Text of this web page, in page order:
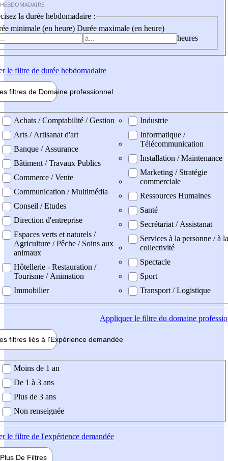
la durée hebdomadaire :
minimale (en heure) Durée maximale (en heure)
heures
le filtre de durée hebdomadaire
filtres de Domaine professionnel
professionel
Achats / Comptabilité / Gestion
Arts / Artisanat d'art
Banque / Assurance
Bâtiment / Travaux Publics
Commerce / Vente
Communication / Multimédia
Conseil / Etudes
Direction d'entreprise
Espaces verts et naturels /
Agriculture / Pêche / Soins aux
animaux
Hôtellerie - Restauration /
Tourisme / Animation
Immobilier
Industrie
Informatique /
Télécommunication
Installation / Maintenance
Marketing / Stratégie
commerciale
Ressources Humaines
Santé
Secrétariat / Assistanat
Services à la personne / à la
collectivité
Spectacle
Sport
Transport / Logistique
Appliquerle filtre du domaine
filtres liés à l'Expérience demandée
demandée
Moins de 1 an
De 1 à 3 ans
Plus de 3 ans
Non renseignée
le filtre de l'expérience demandée
Plus De Filtres